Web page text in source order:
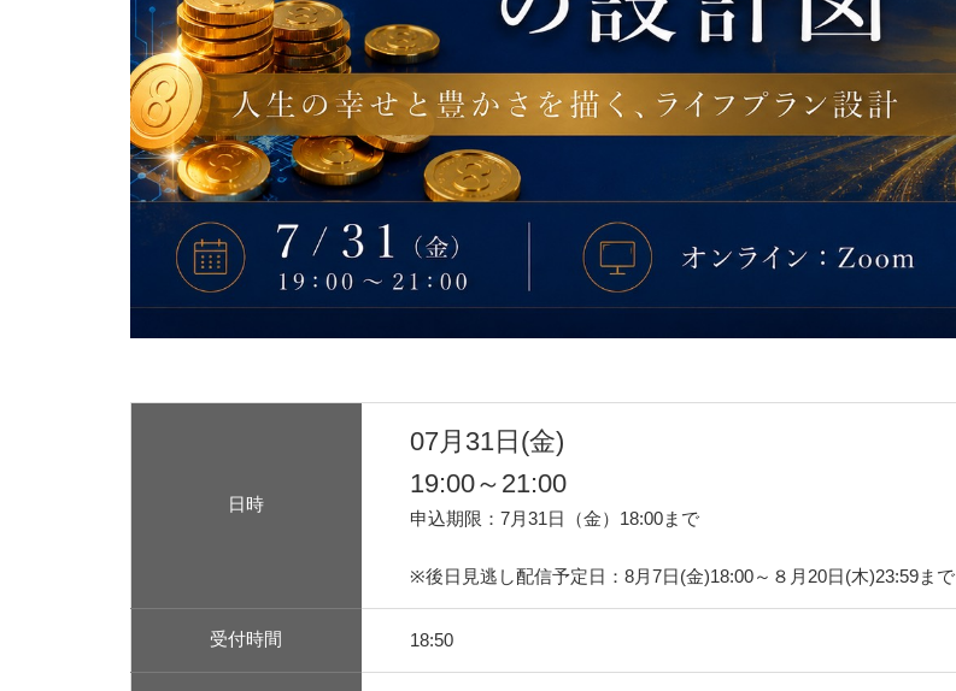
日時
07月31日(金)
19:00～21:00
申込期限：7月31日（金）18:00まで
※後日見逃し配信予定日：8月7日(金)18:00～８月20日(木)23:59まで
受付時間 18:50